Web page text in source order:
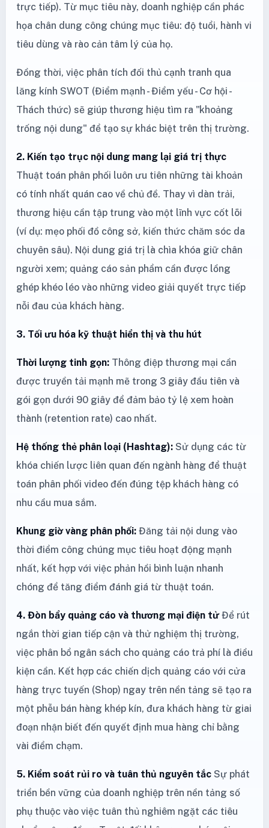
trực tiếp). Từ mục tiêu này, doanh nghiệp cần phác
họa chân dung công chúng mục tiêu: độ tuổi, hành vi
tiêu dùng và rào cản tâm lý của họ.
Đồng thời, việc phân tích đối thủ cạnh tranh qua
lăng kính SWOT (Điểm mạnh - Điểm yếu - Cơ hội -
Thách thức) sẽ giúp thương hiệu tìm ra "khoảng
trống nội dung" để tạo sự khác biệt trên thị trường.
2. Kiến tạo trục nội dung mang lại giá trị thực
Thuật toán phân phối luôn ưu tiên những tài khoản
có tính nhất quán cao về chủ đề. Thay vì dàn trải,
thương hiệu cần tập trung vào một lĩnh vực cốt lõi
(ví dụ: mẹo phối đồ công sở, kiến thức chăm sóc da
chuyên sâu). Nội dung giá trị là chìa khóa giữ chân
người xem; quảng cáo sản phẩm cần được lồng
ghép khéo léo vào những video giải quyết trực tiếp
nỗi đau của khách hàng.
3. Tối ưu hóa kỹ thuật hiển thị và thu hút
Thời lượng tinh gọn: Thông điệp thương mại cần
được truyền tải mạnh mẽ trong 3 giây đầu tiên và
gói gọn dưới 90 giây để đảm bảo tỷ lệ xem hoàn
thành (retention rate) cao nhất.
Hệ thống thẻ phân loại (Hashtag): Sử dụng các từ
khóa chiến lược liên quan đến ngành hàng để thuật
toán phân phối video đến đúng tệp khách hàng có
nhu cầu mua sắm.
Khung giờ vàng phân phối: Đăng tải nội dung vào
thời điểm công chúng mục tiêu hoạt động mạnh
nhất, kết hợp với việc phản hồi bình luận nhanh
chóng để tăng điểm đánh giá từ thuật toán.
4. Đòn bẩy quảng cáo và thương mại điện tửĐể rút
ngắn thời gian tiếp cận và thử nghiệm thị trường,
việc phân bổ ngân sách cho quảng cáo trả phí là điều
kiện cần. Kết hợp các chiến dịch quảng cáo với cửa
hàng trực tuyến (Shop) ngay trên nền tảng sẽ tạo ra
một phễu bán hàng khép kín, đưa khách hàng từ giai
đoạn nhận biết đến quyết định mua hàng chỉ bằng
vài điểm chạm.
5. Kiểm soát rủi ro và tuân thủ nguyên tắc Sự phát
triển bền vững của doanh nghiệp trên nền tảng số
phụ thuộc vào việc tuân thủ nghiêm ngặt các tiêu